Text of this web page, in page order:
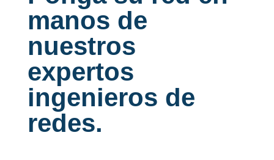
manos de
nuestros
expertos
ingenieros de
redes.